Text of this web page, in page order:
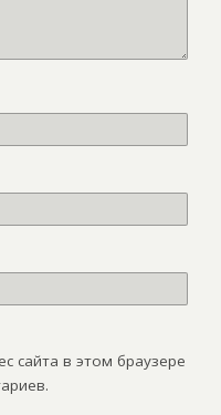
сайта в этом браузере